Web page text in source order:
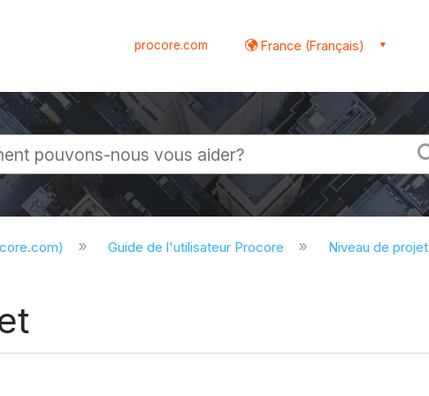
procore.com France (Français)
Guide de l'utilisateur Procore Niveau de projet